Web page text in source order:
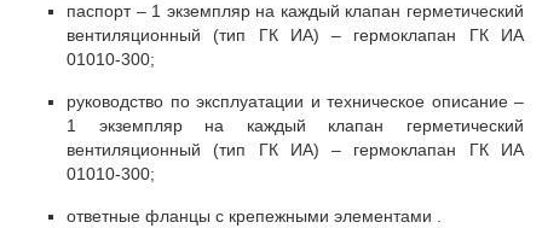
паспорт – 1 экземпляр на каждый клапан герметический
вентиляционный (тип ГК ИА) – гермоклапан ГК ИА
01010-300;
руководство по эксплуатации и техническое описание –
1 экземпляр на каждый клапан герметический
вентиляционный (тип ГК ИА) – гермоклапан ГК ИА
01010-300;
ответные фланцы с крепежными элементами .